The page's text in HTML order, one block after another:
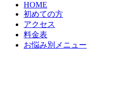
HOME
初めての方
アクセス
料金表
お悩み別メニュー